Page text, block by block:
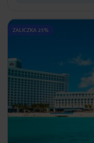
ZALICZKA 25%